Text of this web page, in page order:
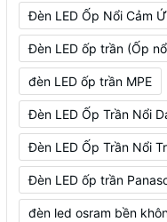
Đèn LED Ốp Nổi Cảm
Đèn LED ốp trần (Ốp
đèn LED ốp trần MPE
Đèn LED Ốp Trần Nổi
Đèn LED Ốp Trần Nổi
Đèn LED ốp trần
đèn led osram bền